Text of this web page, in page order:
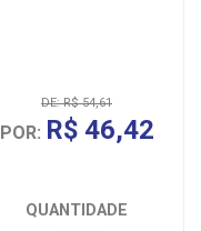
DE: R$ 54,61
POR: R$ 46,42
QUANTIDADE